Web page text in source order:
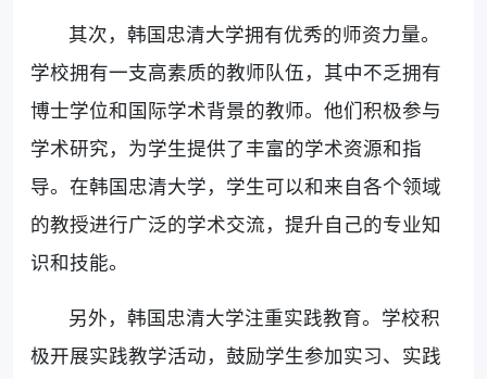
其次，韩国忠清大学拥有优秀的师资力量。
学校拥有一支高素质的教师队伍，其中不乏拥有
博士学位和国际学术背景的教师。他们积极参与
学术研究，为学生提供了丰富的学术资源和指
导。在韩国忠清大学，学生可以和来自各个领域
的教授进行广泛的学术交流，提升自己的专业知
识和技能。
另外，韩国忠清大学注重实践教育。学校积
极开展实践教学活动，鼓励学生参加实习、实践